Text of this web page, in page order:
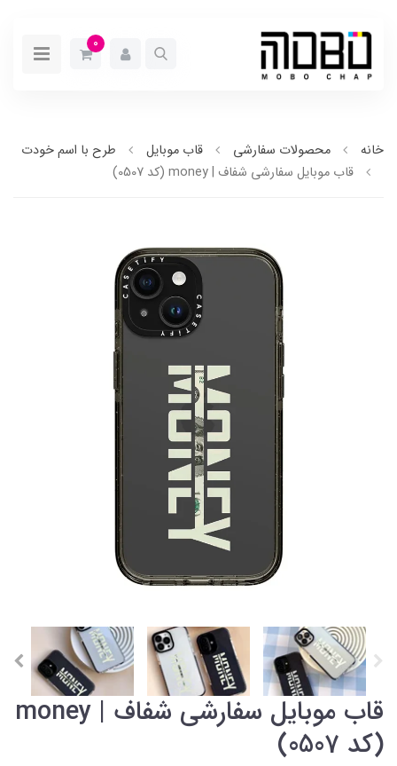
0
خانه محصولات سفارشی قاب موبایل
طرح با اسم خودت
قاب موبایل سفارشی شفاف | money (کد 0507)
قاب موبایل سفارشی شفاف | money
(کد 0507)